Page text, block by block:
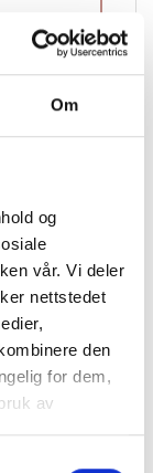
Om
og
vår. Vi deler
nettstedet
den
for dem,
av